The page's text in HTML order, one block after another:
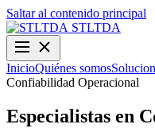
Saltar al contenido principal
STLTDA
InicioQuiénes somos
Confiabilidad Operacional
Especialistas en